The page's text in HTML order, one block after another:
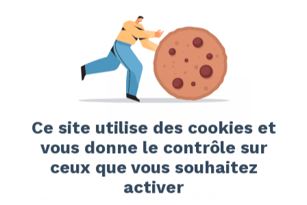
Ce site utilise des cookies et
vous donne le contrôle sur
ceux que vous souhaitez
activer
C2K Scellé électronique de sécurité